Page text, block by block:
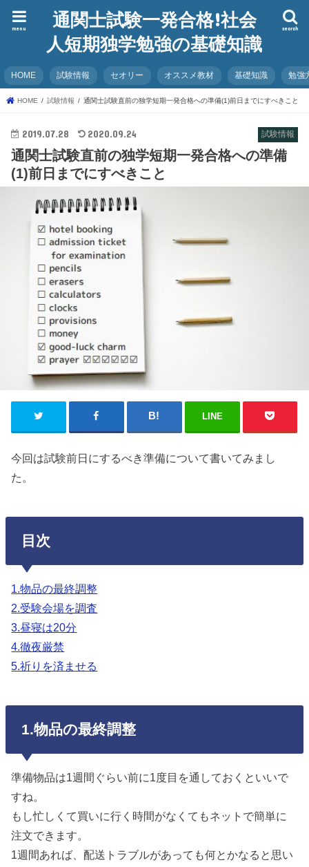
通関士試験一発合格!社会
人短期独学勉強の基礎知識
search
menu
HOME 試験情報 セオリー オススメ教材 基礎知識 勉強
HOME 試験情報 通関士試験直前の独学短期一発合格への準備(1)前日までにすべきこと
試験情報
2019.07.28 2020.09.24
通関士試験直前の独学短期一発合格への準備
(1)前日までにすべきこと
LINE
今回は試験前日にするべき準備について書いてみまし
た。
目次
1.物品の最終調整
2.受験会場を調査
3.昼寝は20分
4.徹夜厳禁
5.祈りを済ませる
1.物品の最終調整
準備物品は1週間ぐらい前に1度目を通しておくといいで
すね。
もし忙しくて買いに行く時間がなくてもネットで簡単に
注文できます。
1週間あれば、配送トラブルがあっても何とかなると思い